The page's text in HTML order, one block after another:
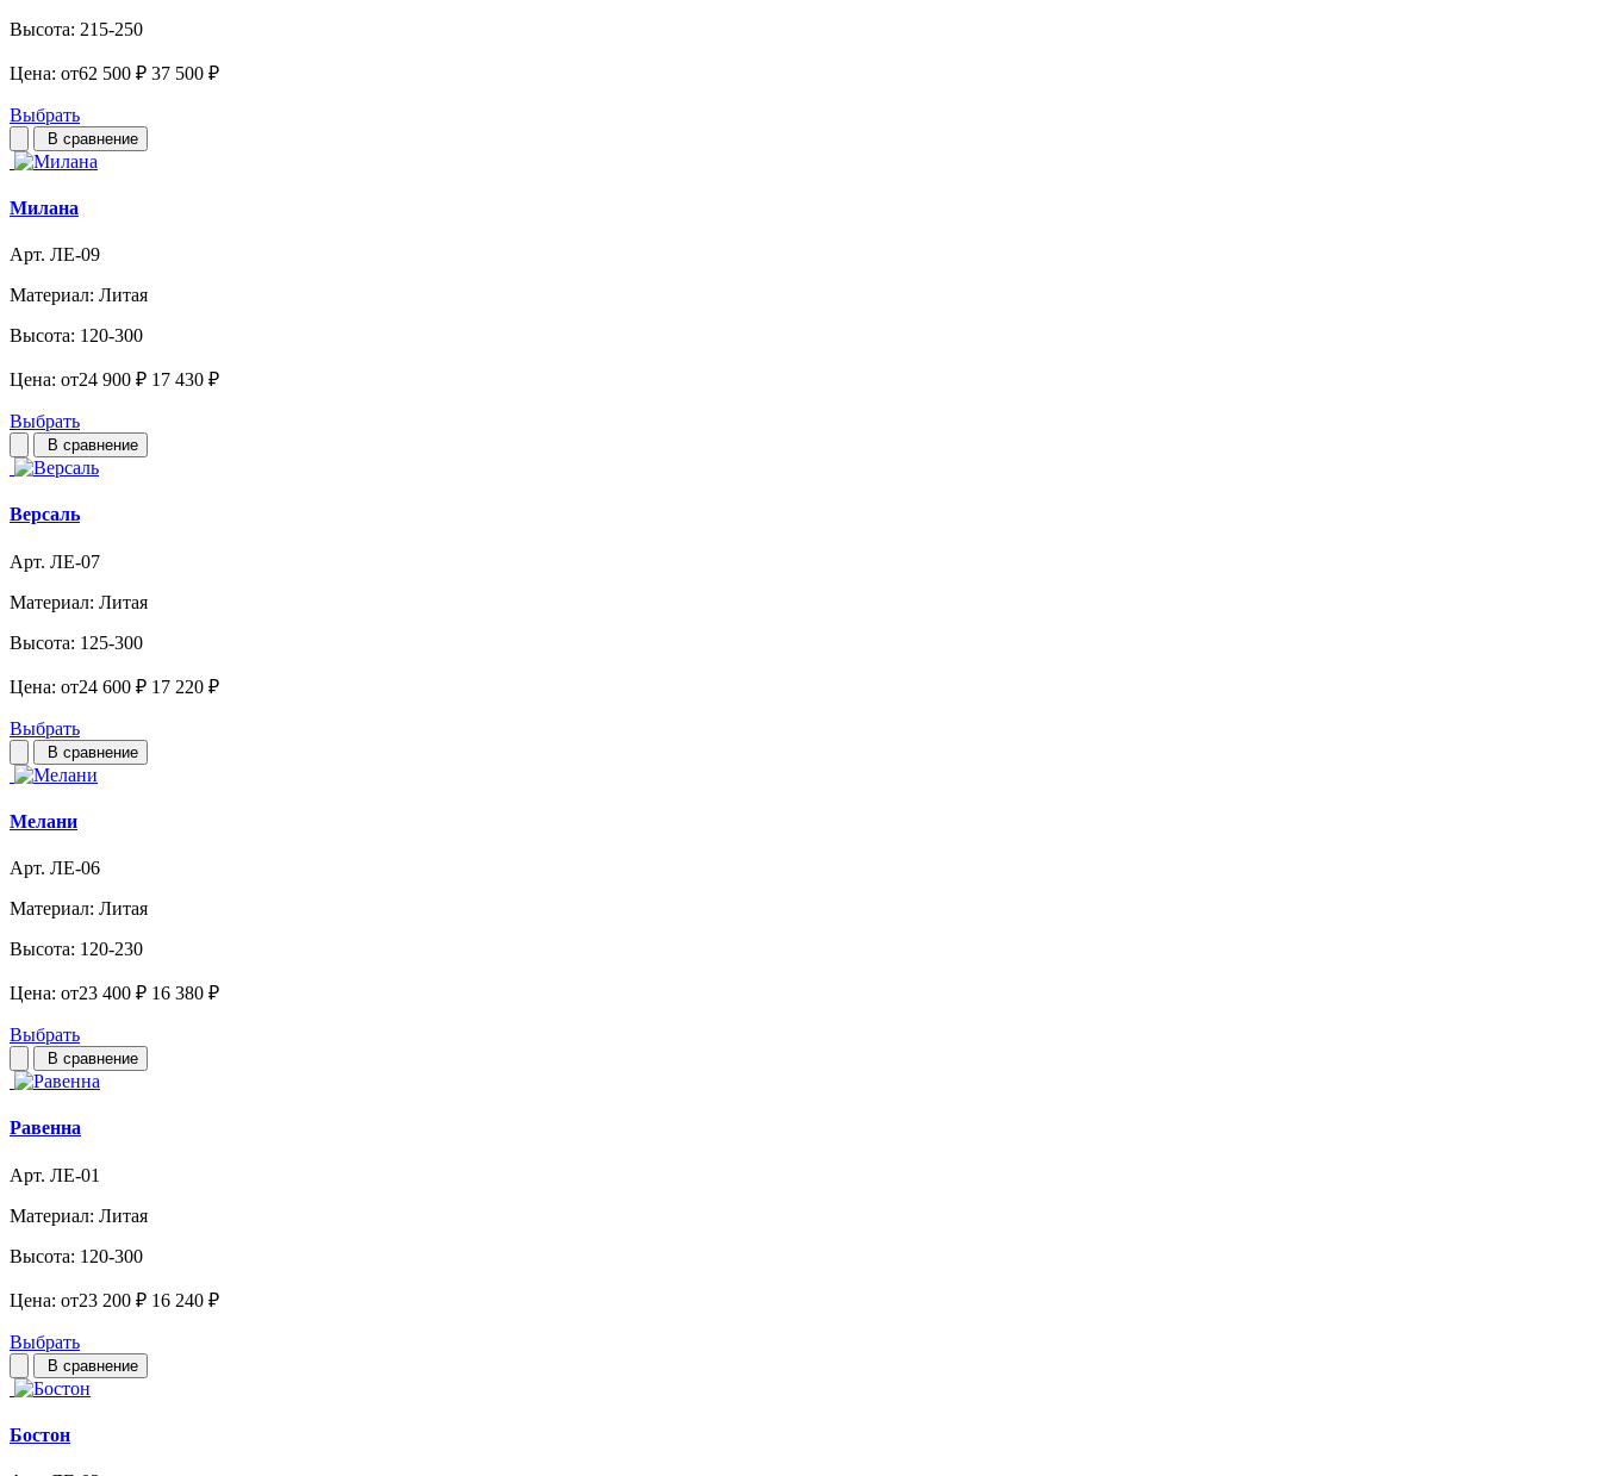
Высота: 215-250
Цена: от62 500 ₽ 37 500 ₽
Выбрать
В сравнение
Милана
Арт. ЛЕ-09
Материал: Литая
Высота: 120-300
Цена: от24 900 ₽ 17 430 ₽
Выбрать
В сравнение
Версаль
Арт. ЛЕ-07
Материал: Литая
Высота: 125-300
Цена: от24 600 ₽ 17 220 ₽
Выбрать
В сравнение
Мелани
Арт. ЛЕ-06
Материал: Литая
Высота: 120-230
Цена: от23 400 ₽ 16 380 ₽
Выбрать
В сравнение
Равенна
Арт. ЛЕ-01
Материал: Литая
Высота: 120-300
Цена: от23 200 ₽ 16 240 ₽
Выбрать
В сравнение
Бостон